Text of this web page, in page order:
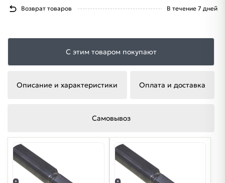
Возврат товаров В течение 7 дней
С этим товаром покупают
Описание и характеристики Оплата и доставка
Самовывоз